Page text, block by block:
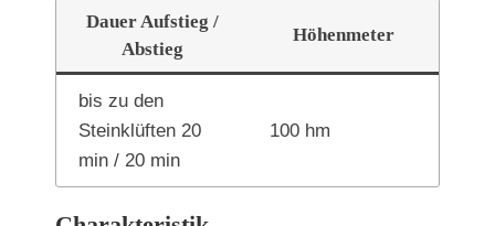
Dauer Aufstieg /
Abstieg
Höhenmeter
bis zu den
Steinklüften 20
min / 20 min
100 hm